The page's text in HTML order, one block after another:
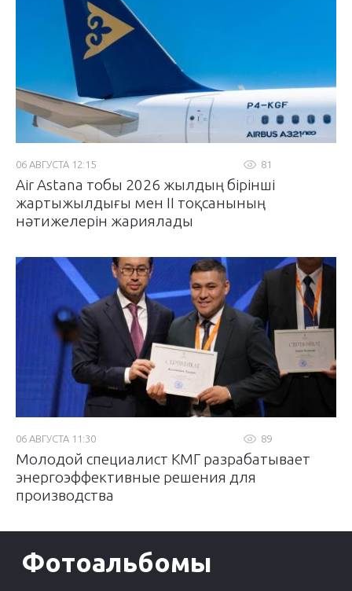
81
06 АВГУСТА 12:15
Air Astana тобы 2026 жылдың бірінші
жартыжылдығы мен II тоқсанының
нәтижелерін жариялады
89
06 АВГУСТА 11:30
Молодой специалист КМГ разрабатывает
энергоэффективные решения для
производства
Фотоальбомы